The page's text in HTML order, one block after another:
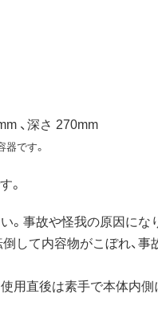
、深さ 270mm
です。
。
。事故や怪我の原因にな
して内容物がこぼれ、事
使用直後は素手で本体